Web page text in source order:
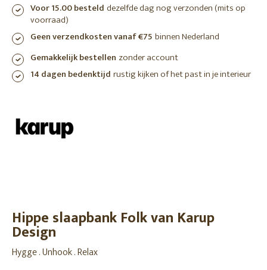
Voor 15.00 besteld dezelfde dag nog verzonden (mits op
voorraad)
Geen verzendkosten vanaf €75 binnen Nederland
Gemakkelijk bestellen zonder account
14 dagen bedenktijd rustig kijken of het past in je interieur
Hippe slaapbank Folk van Karup
Design
Hygge . Unhook . Relax